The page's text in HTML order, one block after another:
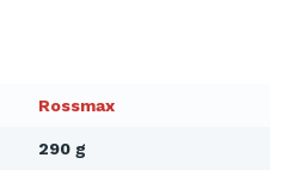
Rossmax
290 g